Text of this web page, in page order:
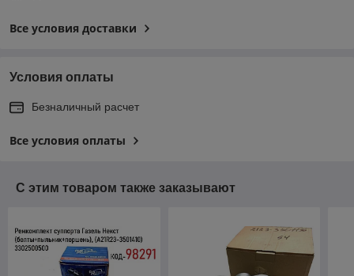
Все условия доставки
Условия оплаты
Безналичный расчет
Все условия оплаты
С этим товаром также заказывают